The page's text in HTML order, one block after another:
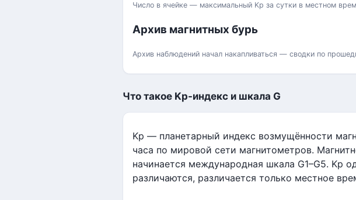
Число в ячейке — максимальный Kp за сутки в местном
Архив магнитных бурь
Архив наблюдений начал накапливаться — сводки по
Что такое Kp-индекс и шкала G
Kp — планетарный индекс возмущённости
часа по мировой сети магнитометров.
начинается международная шкала G1–G5. Kp
различаются, различается только местное